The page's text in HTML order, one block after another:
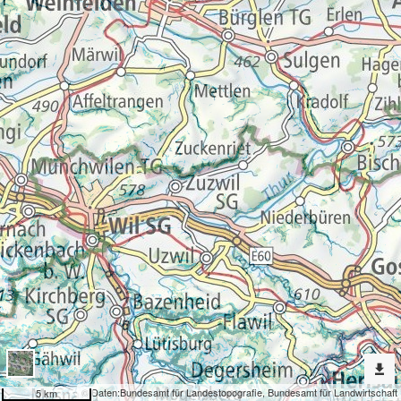
© Daten:Bundesamt für Landestopografie,Bundesamt für Landwirtschaft
5 km
Erweiterte
Werkzeuge
Geokatalog
Dargestellte
Karten
Rebflächen in Hanglagen
Nach
weiteren
Karten
suchen?
Konfiguration